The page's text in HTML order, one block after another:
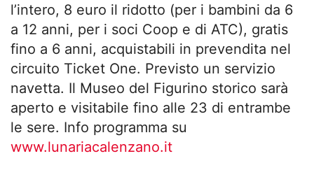
l’intero, 8 euro il ridotto (per i bambini da 6
a 12 anni, per i soci Coop e di ATC), gratis
fino a 6 anni, acquistabili in prevendita nel
circuito Ticket One. Previsto un servizio
navetta. Il Museo del Figurino storico sarà
aperto e visitabile fino alle 23 di entrambe
le sere. Info programma su
www.lunariacalenzano.it